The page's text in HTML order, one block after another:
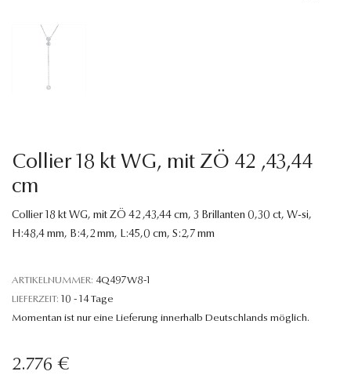
Collier 18 kt WG, mit ZÖ 42 ,43,44
cm
Collier 18 kt WG, mit ZÖ 42 ,43,44 cm, 3 Brillanten 0,30 ct, W-si,
H:48,4 mm, B:4,2 mm, L:45,0 cm, S:2,7 mm
ARTIKELNUMMER: 4Q497W8-1
LIEFERZEIT: 10 - 14 Tage
Momentan ist nur eine Lieferung innerhalb Deutschlands möglich.
2.776 €